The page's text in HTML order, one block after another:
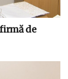
de